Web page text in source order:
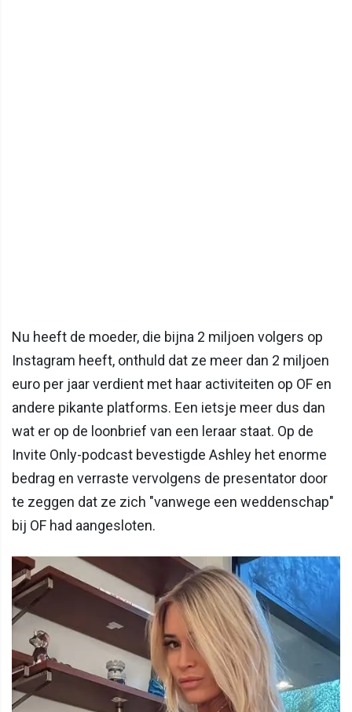
Nu heeft de moeder, die bijna 2 miljoen volgers op
Instagram heeft, onthuld dat ze meer dan 2 miljoen
euro per jaar verdient met haar activiteiten op OF en
andere pikante platforms. Een ietsje meer dus dan
wat er op de loonbrief van een leraar staat. Op de
Invite Only-podcast bevestigde Ashley het enorme
bedrag en verraste vervolgens de presentator door
te zeggen dat ze zich "vanwege een weddenschap"
bij OF had aangesloten.